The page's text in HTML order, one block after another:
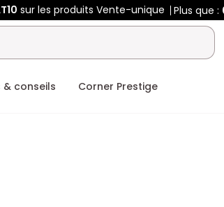
sur les produits Vente-unique Plus que :
conseils Corner Prestige